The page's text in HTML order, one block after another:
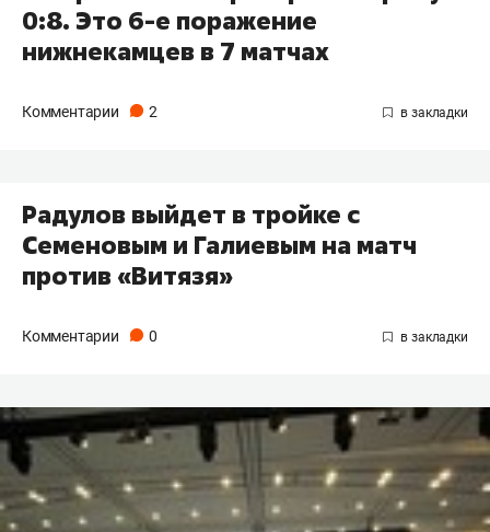
0:8. Это 6-е поражение
нижнекамцев в 7 матчах
Комментарии 2
Радулов выйдет в тройке с
Семеновым и Галиевым на матч
против «Витязя»
Комментарии 0